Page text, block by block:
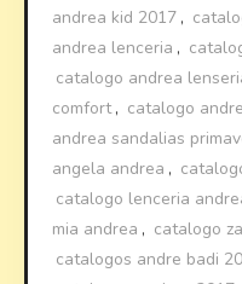
andrea kid 2017 ,
andrea lenceria ,
catalogo andrea
comfort, catalogo
andrea sandalias
angela andrea ,
catalogo lenceria
mia andrea , catalogo
catalogos andre badi